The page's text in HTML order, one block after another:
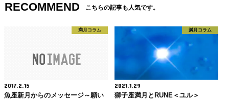
RECOMMEND こちらの記事も人気です。
満月コラム
2017.2.15
魚座新月からのメッセージ～願い
満月コラム
2021.1.29
獅子座満月とRUNE＜ユル＞